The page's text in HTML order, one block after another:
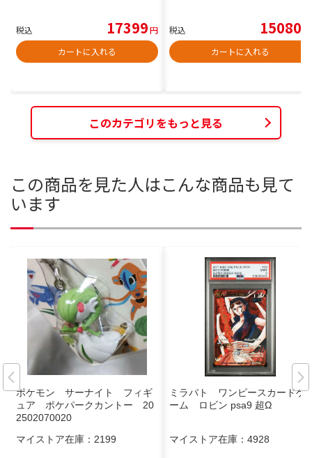
税込 17399円
カートに入れる
税込 15080
カートに入れる
このカテゴリをもっと見る
この商品を見た人はこんな商品も見て
います
ポケモン サーナイト フィギ
ュア ポケパークカントー 20
2502070020
マイストア在庫： 2199
ミラバト ワンピースカードゲ
ーム ロビン psa9 超Ω
マイストア在庫： 4928